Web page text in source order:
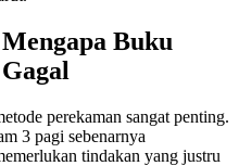
Buku
perekaman sangat penting.
3 pagi sebenarnya
tindakan yang justru